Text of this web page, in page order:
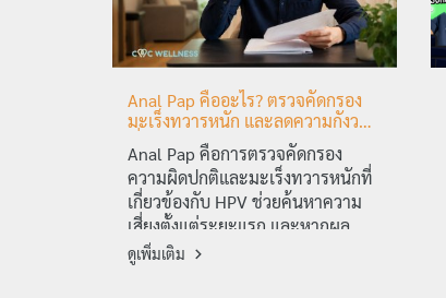
Anal Pap คืออะไร? ตรวจคัดกรอง
มะเร็งทวารหนัก และลดความกังวล
Anal Pap คือการตรวจคัดกรอง
ความผิดปกติและมะเร็งทวารหนักที่
เกี่ยวข้องกับ HPV ช่วยค้นหาความ
เสี่ยงตั้งแต่ระยะแรก และหากผล
ปกติยังช่วยให้สบายใจและลดความ
กังวลได้มากขึ้น
ดูเพิ่มเติม